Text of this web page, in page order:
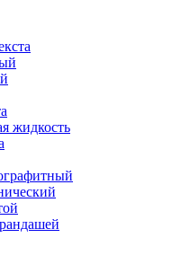
жидкость